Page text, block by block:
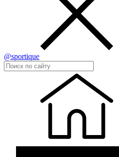
@sportique